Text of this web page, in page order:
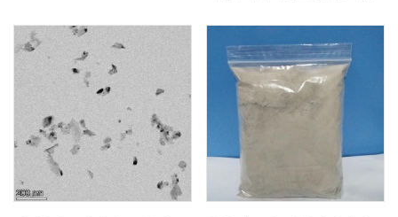
것을 환영합니다.
장 직접 제공, 문의 환영